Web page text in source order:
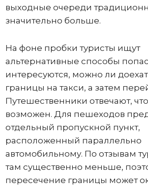
выходные очереди
значительно больше.
На фоне пробки туристы ищут
альтернативные способы
интересуются, можно ли
границы на такси, а затем
Путешественники отвечают,
возможен. Для пешеходов
отдельный пропускной пункт,
расположенный параллельно
автомобильному. По отзывам
там существенно меньше,
пересечение границы может